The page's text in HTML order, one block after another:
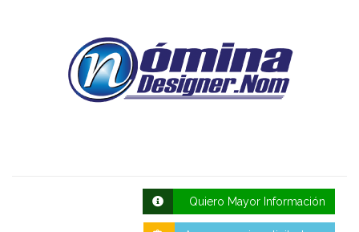
Quiero Mayor Información